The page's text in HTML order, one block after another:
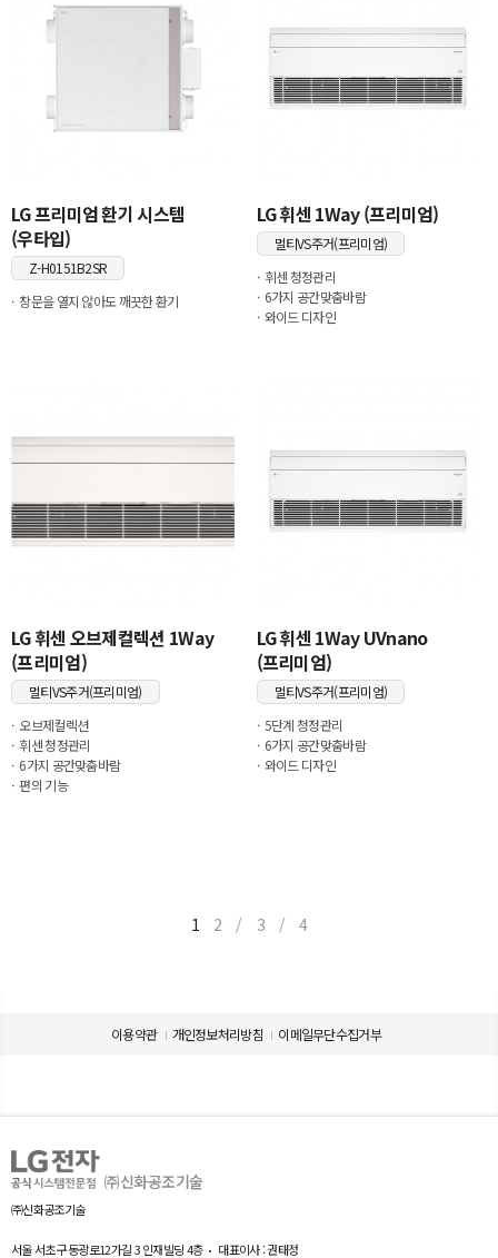
LG 프리미엄 환기 시스템
(우타입)
Z-H0151B2SR
창문을 열지 않아도 깨끗한 환기
LG 휘센 1Way (프리미엄)
멀티VS주거(프리미엄)
휘센 청정관리
6가지 공간맞춤바람
와이드 디자인
LG 휘센 오브제컬렉션 1Way
(프리미엄)
멀티VS주거(프리미엄)
오브제컬렉션
휘센 청정관리
6가지 공간맞춤바람
편의 기능
LG 휘센 1Way UVnano
(프리미엄)
멀티VS주거(프리미엄)
5단계 청정관리
6가지 공간맞춤바람
와이드 디자인
1 2 / 3 / 4
이용약관 개인정보처리방침 이메일무단수집거부
㈜신화공조기술
㈜신화공조기술
서울 서초구 동광로12가길 3 인재빌딩 4층 대표이사 : 권태정